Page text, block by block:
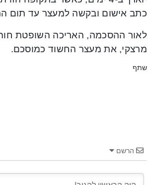
כתב אישום ובקשה למעצר עד תום
לאור ההסכמה, האריכה השופטת
מרצקי, את מעצר החשוד כמוסכם.
שתף
הרשם